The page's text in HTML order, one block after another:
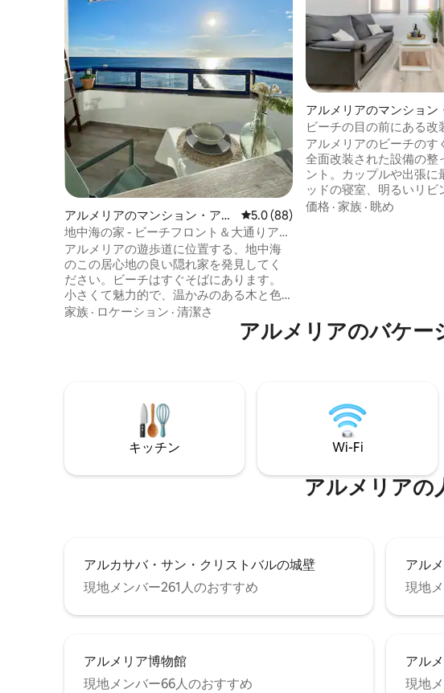
アルメリアのマンション・アパ
ート
レビュー88件、5つ星中5.0つ星の平均
5.0 (88)
地中海の家 - ビーチフロント＆大通りアク
セス
アルメリアの遊歩道に位置する、地中海
のこの居心地の良い隠れ家を発見してく
ださい。ビーチはすぐそばにあります。
小さくて魅力的で、温かみのある木と色
のタッチで飾られており、まるで自宅に
いるかのように感じさせてくれます。バ
ルコニーからは壮大な海の景色を眺め、
ッセンスを楽しみ、海辺でのユニークな
体験をするのに最適な場所です。
家族 · ロケーション · 清潔さ
アルメリアのマンション
パート
ビーチの目の前にある改
トメント · エアコン · ア
アルメリアのビーチのす
全面改装された設備の整
ント。カップルや出張に
ッドの寝室、明るいリビ
ったキッチン、モダンな
価格 · 家族 · 眺め
アルメリアのバケー
キッチン Wi-Fi
アルメリアの
アルカサバ・サン・クリストバルの城壁
現地メンバー261人のおすすめ
アル
現地
アルメリア博物館
現地メンバー66人のおすすめ
アル
現地